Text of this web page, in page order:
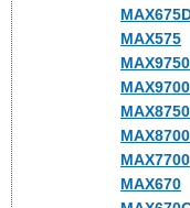
MAX575
MAX7700
MAX670